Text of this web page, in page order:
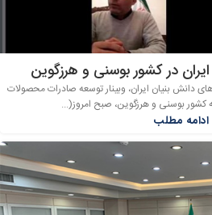
ایران در کشور بوسنی و هرزگوین
دانش بنیان ایران، وبینار توسعه صادرات محصولات
کشور بوسنی و هرزگوین، صبح امروز(...
ادامه مطلب